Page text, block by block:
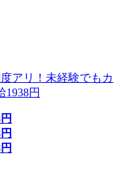
アリ！未経験でもカ
円
円
円
円